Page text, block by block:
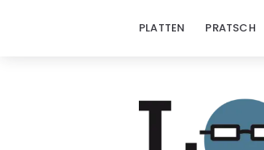
PLATTEN PRATSCH